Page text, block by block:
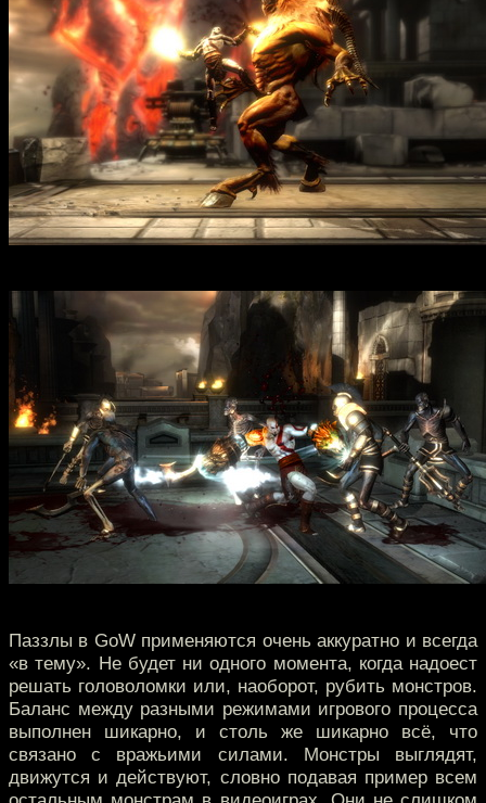
Паззлы в GoW применяются очень аккуратно и всегда
«в тему». Не будет ни одного момента, когда надоест
решать головоломки или, наоборот, рубить монстров.
Баланс между разными режимами игрового процесса
выполнен шикарно, и столь же шикарно всё, что
связано с вражьими силами. Монстры выглядят,
движутся и действуют, словно подавая пример всем